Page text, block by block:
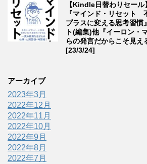
【Kindle日替わりセー
『マインド・リセット
プラスに変える思考習慣
ト(編集)他『イーロン
らの発言だからこそ見え
[23/3/24]
アーカイブ
2023年3月
2022年12月
2022年11月
2022年10月
2022年9月
2022年8月
2022年7月